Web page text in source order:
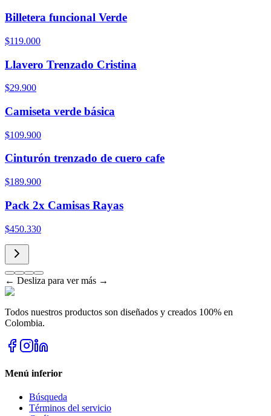
Billetera funcional Verde
$119.000
Llavero Trenzado Cristina
$29.900
Camiseta verde básica
$109.900
Cinturón trenzado de cuero cafe
$189.900
Pack 2x Camisas Rayas
$450.330
← Desliza para ver más →
Todos nuestros productos son diseñados y creados 100% en
Colombia.
Menú inferior
Búsqueda
Términos del servicio